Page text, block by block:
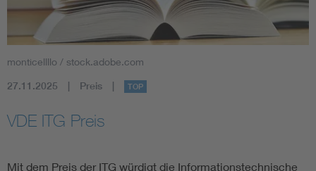
monticellllo / stock.adobe.com
27.11.2025 Preis TOP
VDE ITG Preis
Mit dem Preis der ITG würdigt die Informationstechnische